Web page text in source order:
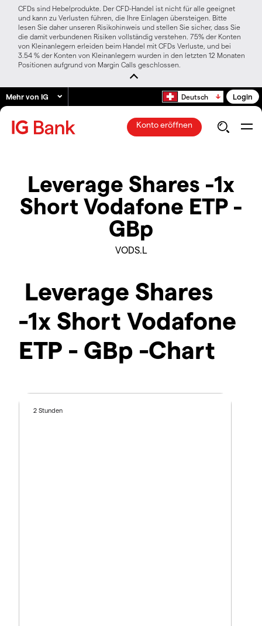
CFDs sind Hebelprodukte. Der CFD-Handel ist nicht für alle geeignet
und kann zu Verlusten führen, die Ihre Einlagen übersteigen. Bitte
lesen Sie daher unseren Risikohinweis und stellen Sie sicher, dass Sie
die damit verbundenen Risiken vollständig verstehen. 75% der Konten
von Kleinanlegern erleiden beim Handel mit CFDs Verluste, und bei
3.54 % der Konten von Kleinanlegern wurden in den letzten 12 Monaten
Positionen aufgrund von Margin Calls geschlossen.
Mehr von IG Deutsch Login
Konto eröffnen
Leverage Shares -1x
Short Vodafone ETP -
GBp
VODS.L
Leverage Shares
-1x Short Vodafone
ETP - GBp -Chart
2 Stunden